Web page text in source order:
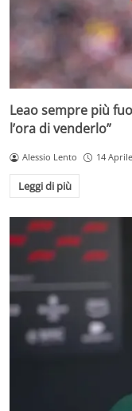
Leao sempre più
l’ora di venderlo”
Alessio Lento 14
Leggi di più